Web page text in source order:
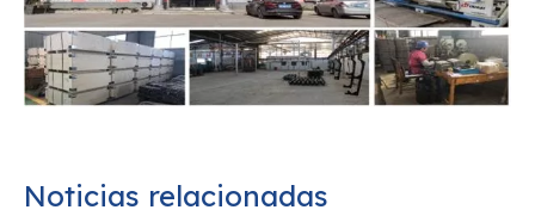
Noticias relacionadas